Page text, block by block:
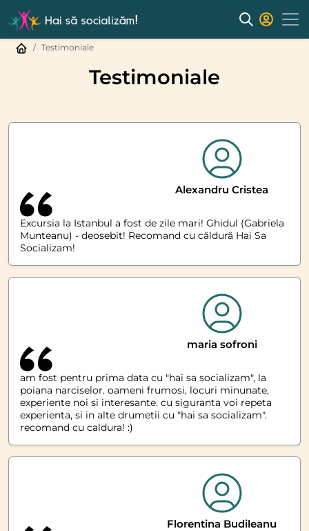
Testimoniale
Testimoniale
Alexandru Cristea
Excursia la Istanbul a fost de zile mari! Ghidul (Gabriela
Munteanu) - deosebit! Recomand cu căldură Hai Sa
Socializam!
maria sofroni
am fost pentru prima data cu "hai sa socializam", la
poiana narciselor. oameni frumosi, locuri minunate,
experiente noi si interesante. cu siguranta voi repeta
experienta, si in alte drumetii cu "hai sa socializam".
recomand cu caldura! :)
Florentina Budileanu